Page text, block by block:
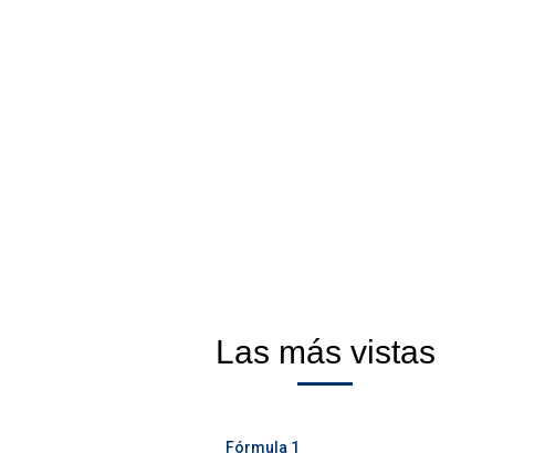
Las más vistas
Fórmula 1